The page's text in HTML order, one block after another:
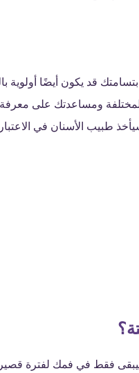
قد يكون أيضًا أولوية
ومساعدتك على
طبيب الأسنان في
سيبقى فقط في فمك لفترة